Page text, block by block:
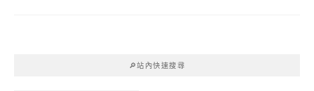
🔎站內快速搜尋